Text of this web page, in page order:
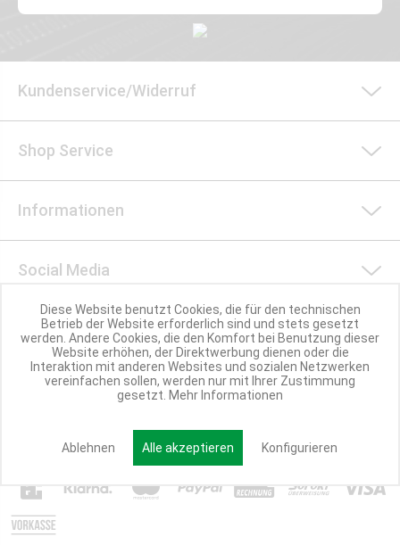
Kundenservice/Widerruf
Shop Service
Informationen
Social Media
Nachhaltigkeit
Partner werden
Diese Website benutzt Cookies, die für den technischen
Betrieb der Website erforderlich sind und stets gesetzt
werden. Andere Cookies, die den Komfort bei Benutzung dieser
Website erhöhen, der Direktwerbung dienen oder die
Interaktion mit anderen Websites und sozialen Netzwerken
vereinfachen sollen, werden nur mit Ihrer Zustimmung
gesetzt. Mehr Informationen
Ablehnen Alle akzeptieren Konfigurieren